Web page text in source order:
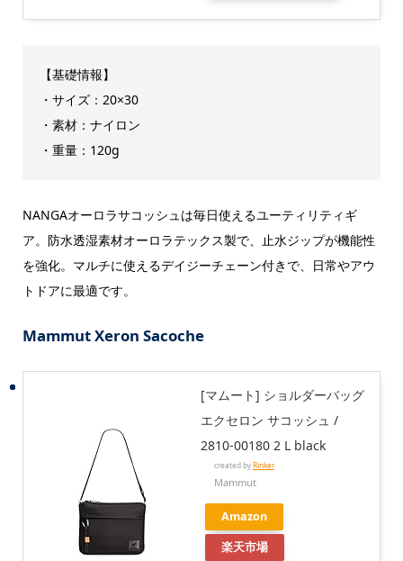
【基礎情報】
・サイズ：20×30
・素材：ナイロン
・重量：120g
NANGAオーロラサコッシュは毎日使えるユーティリティギ
ア。防水透湿素材オーロラテックス製で、止水ジップが機能性
を強化。マルチに使えるデイジーチェーン付きで、日常やアウ
トドアに最適です。
Mammut Xeron Sacoche
[マムート] ショルダーバッグ
エクセロン サコッシュ /
2810-00180 2 L black
created byRinker
Mammut
Amazon
楽天市場